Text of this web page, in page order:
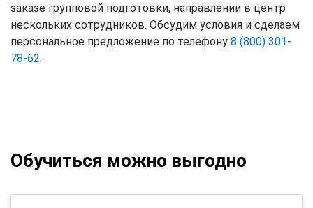
заказе групповой подготовки, направлении в центр
нескольких сотрудников. Обсудим условия и сделаем
персональное предложение по телефону 8 (800) 301-
78-62.
Обучиться можно выгодно